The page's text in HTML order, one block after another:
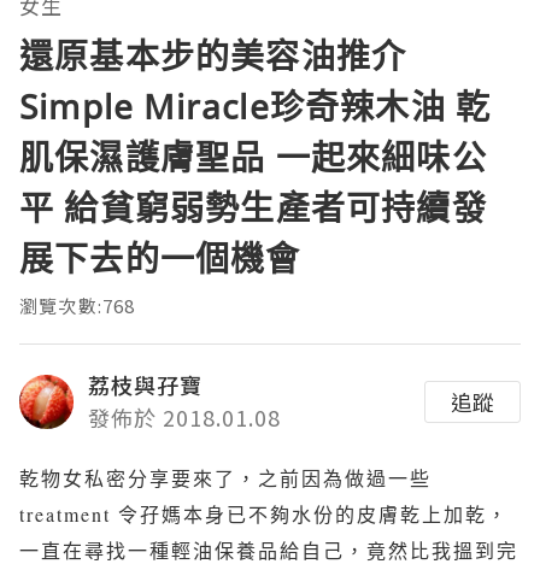
還原基本步的美容油推介
Simple Miracle珍奇辣木油 乾
肌保濕護膚聖品 一起來細味公
平 給貧窮弱勢生產者可持續發
展下去的一個機會
瀏覽次數:768
荔枝與孖寶
發佈於 2018.01.08
追蹤
乾物女私密分享要來了，之前因為做過一些
treatment 令孖媽本身已不夠水份的皮膚乾上加乾，
一直在尋找一種輕油保養品給自己，竟然比我搵到完